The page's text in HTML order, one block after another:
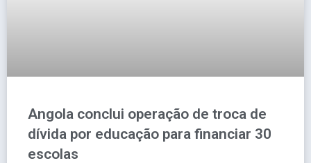
Angola conclui operação de troca de
dívida por educação para financiar 30
escolas